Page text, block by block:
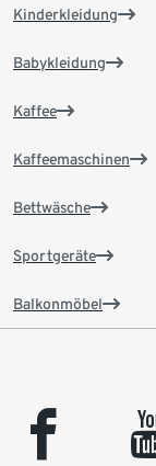
Kinderkleidung
Babykleidung
Kaffee
Kaffeemaschinen
Bettwäsche
Sportgeräte
Balkonmöbel
facebook